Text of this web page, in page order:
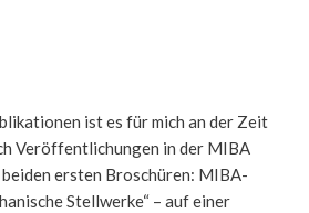
ist es für mich an der Zeit
Veröffentlichungen in der MIBA
ersten Broschüren: MIBA-
Stellwerke“ – auf einer